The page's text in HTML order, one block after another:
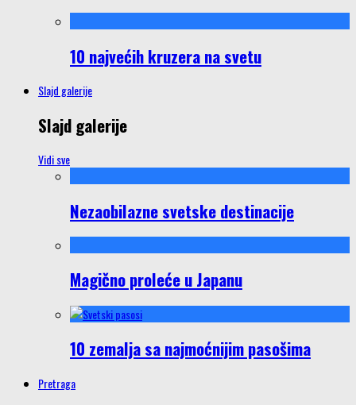
10 najvećih kruzera na svetu
Slajd galerije
Slajd galerije
Vidi sve
Nezaobilazne svetske destinacije
Magično proleće u Japanu
10 zemalja sa najmoćnijim pasošima
Pretraga